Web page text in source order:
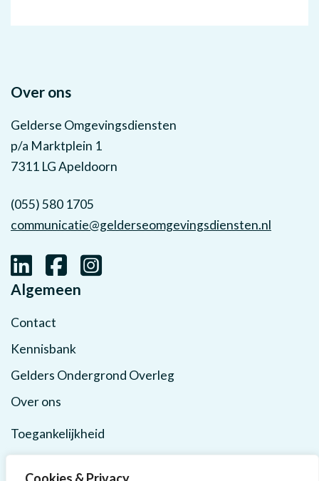
Over ons
Gelderse Omgevingsdiensten
p/a Marktplein 1
7311 LG Apeldoorn
(055) 580 1705
communicatie@gelderseomgevingsdiensten.nl
Algemeen
Contact
Kennisbank
Gelders Ondergrond Overleg
Over ons
Toegankelijkheid